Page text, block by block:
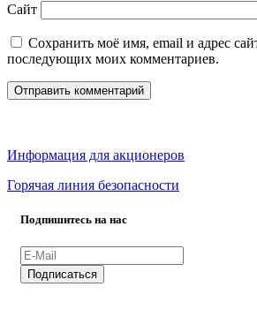
Сайт
Сохранить моё имя, email и адрес
последующих моих комментариев.
Информация для акционеров
Горячая линия безопасности
Подпишитесь на нас